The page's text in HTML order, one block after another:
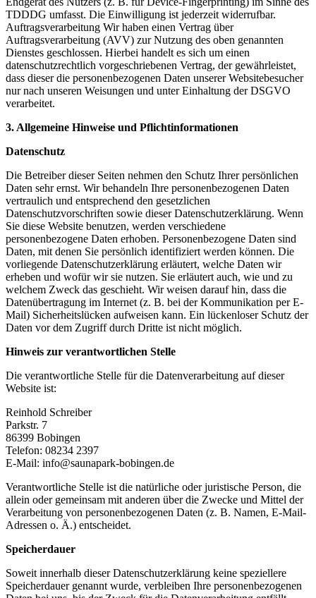
TDDDG umfasst. Die Einwilligung ist jederzeit widerrufbar.
Auftragsverarbeitung Wir haben einen Vertrag über
Auftragsverarbeitung (AVV) zur Nutzung des oben genannten
Dienstes geschlossen. Hierbei handelt es sich um einen
datenschutzrechtlich vorgeschriebenen Vertrag, der gewährleistet,
dass dieser die personenbezogenen Daten unserer Websitebesucher
nur nach unseren Weisungen und unter Einhaltung der DSGVO
verarbeitet.
3. Allgemeine Hinweise und Pflichtinformationen
Datenschutz
Die Betreiber dieser Seiten nehmen den Schutz Ihrer persönlichen
Daten sehr ernst. Wir behandeln Ihre personenbezogenen Daten
vertraulich und entsprechend den gesetzlichen
Datenschutzvorschriften sowie dieser Datenschutzerklärung. Wenn
Sie diese Website benutzen, werden verschiedene
personenbezogene Daten erhoben. Personenbezogene Daten sind
Daten, mit denen Sie persönlich identifiziert werden können. Die
vorliegende Datenschutzerklärung erläutert, welche Daten wir
erheben und wofür wir sie nutzen. Sie erläutert auch, wie und zu
welchem Zweck das geschieht. Wir weisen darauf hin, dass die
Datenübertragung im Internet (z. B. bei der Kommunikation per E-
Mail) Sicherheitslücken aufweisen kann. Ein lückenloser Schutz der
Daten vor dem Zugriff durch Dritte ist nicht möglich.
Hinweis zur verantwortlichen Stelle
Die verantwortliche Stelle für die Datenverarbeitung auf dieser
Website ist:
Reinhold Schreiber
Parkstr. 7
86399 Bobingen
Telefon: 08234 2397
E-Mail: info@saunapark-bobingen.de
Verantwortliche Stelle ist die natürliche oder juristische Person, die
allein oder gemeinsam mit anderen über die Zwecke und Mittel der
Verarbeitung von personenbezogenen Daten (z. B. Namen, E-Mail-
Adressen o. Ä.) entscheidet.
Speicherdauer
Soweit innerhalb dieser Datenschutzerklärung keine speziellere
Speicherdauer genannt wurde, verbleiben Ihre personenbezogenen